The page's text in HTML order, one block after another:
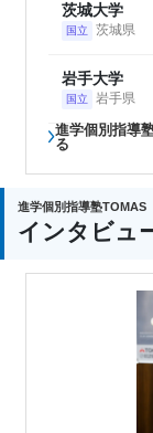
茨城大学
国立 茨城県
岩手大学
国立 岩手県
進学個別指導
る
進学個別指導塾TOMAS
インタビュ